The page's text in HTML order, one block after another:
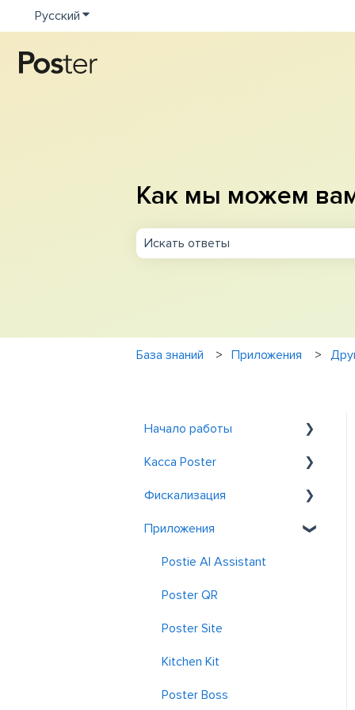
Русский Показать подменю для переводов
Как мы можем
База знаний Приложения
Начало работы
Знакомство с Poster
Регистрация и вход
Касса Poster
Общие
Обслуживание у столиков
Заказ
Скидки и акции
Отчеты
Фискализация
Фискализация в
Узбекистане
Приложения
Postie AI Assistant
Poster QR
Poster Site
Kitchen Kit
Poster Boss